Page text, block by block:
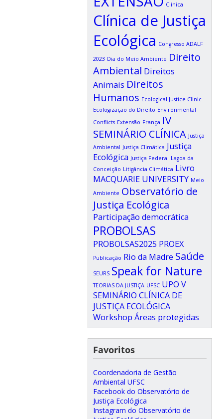
Clínica
Clínica de Justiça
Ecológica Congresso ADALF
2023 Dia do Meio Ambiente Direito
Ambiental Direitos
Animais Direitos
Humanos Ecological Justice Clinic
Ecologização do Direito Environmental
Conflicts Extensão França IV
SEMINÁRIO CLÍNICA Justiça
Ambiental Justiça Climática Justiça
Ecológica Justiça Federal Lagoa da
Conceição Litigância Climática Livro
MACQUARIE UNIVERSITY Meio
Ambiente Observatório de
Justiça Ecológica
Participação democrática
PROBOLSAS
PROBOLSAS2025 PROEX
Publicação Rio da Madre Saúde
SEURS Speak for Nature
TEORIAS DA JUSTIÇA UFSC UPO V
SEMINÁRIO CLÍNICA DE
JUSTIÇA ECOLÓGICA
Workshop Áreas protegidas
Favoritos
Coordenadoria de Gestão
Ambiental UFSC
Facebook do Observatório de
Justiça Ecológica
Instagram do Observatório de